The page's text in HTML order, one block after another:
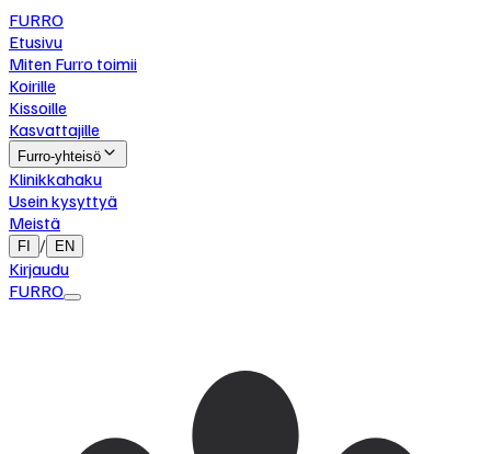
FURRO
Etusivu
Miten Furro toimii
Koirille
Kissoille
Kasvattajille
Furro-yhteisö
Klinikkahaku
Usein kysyttyä
Meistä
FI / EN
Kirjaudu
FURRO